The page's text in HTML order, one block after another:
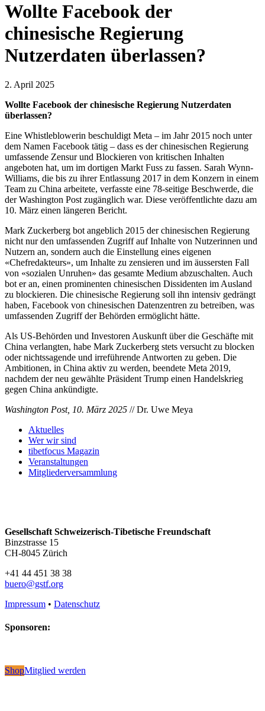
Wollte Facebook der
chinesische Regierung
Nutzerdaten überlassen?
2. April 2025
Wollte Facebook der chinesische Regierung Nutzerdaten
überlassen?
Eine Whistleblowerin beschuldigt Meta – im Jahr 2015 noch unter
dem Namen Facebook tätig – dass es der chinesischen Regierung
umfassende Zensur und Blockieren von kritischen Inhalten
angeboten hat, um im dortigen Markt Fuss zu fassen. Sarah Wynn-
Williams, die bis zu ihrer Entlassung 2017 in dem Konzern in einem
Team zu China arbeitete, verfasste eine 78-seitige Beschwerde, die
der Washington Post zugänglich war. Diese veröffentlichte dazu am
10. März einen längeren Bericht.
Mark Zuckerberg bot angeblich 2015 der chinesischen Regierung
nicht nur den umfassenden Zugriff auf Inhalte von Nutzerinnen und
Nutzern an, sondern auch die Einstellung eines eigenen
«Chefredakteurs», um Inhalte zu zensieren und im äussersten Fall
von «sozialen Unruhen» das gesamte Medium abzuschalten. Auch
bot er an, einen prominenten chinesischen Dissidenten im Ausland
zu blockieren. Die chinesische Regierung soll ihn intensiv gedrängt
haben, Facebook von chinesischen Datenzentren zu betreiben, was
umfassenden Zugriff der Behörden ermöglicht hätte.
Als US-Behörden und Investoren Auskunft über die Geschäfte mit
China verlangten, habe Mark Zuckerberg stets versucht zu blocken
oder nichtssagende und irreführende Antworten zu geben. Die
Ambitionen, in China aktiv zu werden, beendete Meta 2019,
nachdem der neu gewählte Präsident Trump einen Handelskrieg
gegen China ankündigte.
Washington Post, 10. März 2025 // Dr. Uwe Meya
Aktuelles
Wer wir sind
tibetfocus Magazin
Veranstaltungen
Mitgliederversammlung
Gesellschaft Schweizerisch-Tibetische Freundschaft
Binzstrasse 15
CH-8045 Zürich
+41 44 451 38 38
buero@gstf.org
Impressum • Datenschutz
Sponsoren:
ShopMitglied werden